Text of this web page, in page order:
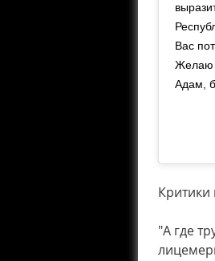
Вас
Желаю
Адам,
Критики
"А где